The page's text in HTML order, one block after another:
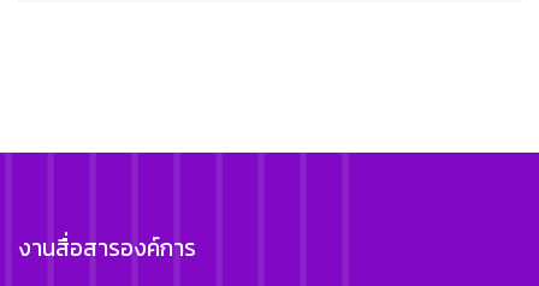
งานสื่อสารองค์การ